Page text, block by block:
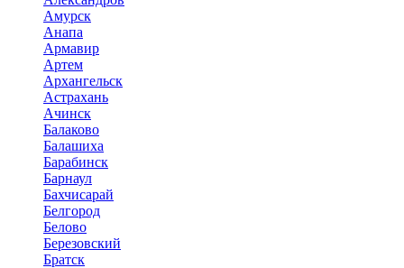
Амурск
Анапа
Армавир
Артем
Архангельск
Астрахань
Ачинск
Балаково
Балашиха
Барабинск
Барнаул
Бахчисарай
Белгород
Белово
Березовский
Братск